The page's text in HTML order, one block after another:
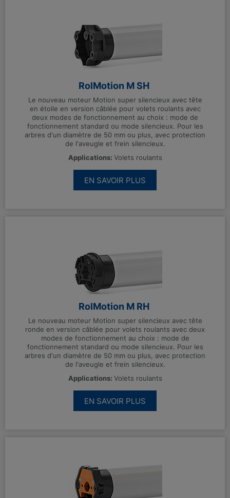
RolMotion M SH
Le nouveau moteur Motion super silencieux avec tête
en étoile en version câblée pour volets roulants avec
deux modes de fonctionnement au choix : mode de
fonctionnement standard ou mode silencieux. Pour les
arbres d'un diamètre de 50 mm ou plus, avec protection
de l'aveugle et frein silencieux.
Applications: Volets roulants
EN SAVOIR PLUS
RolMotion M RH
Le nouveau moteur Motion super silencieux avec tête
ronde en version câblée pour volets roulants avec deux
modes de fonctionnement au choix : mode de
fonctionnement standard ou mode silencieux. Pour les
arbres d'un diamètre de 50 mm ou plus, avec protection
de l'aveugle et frein silencieux.
Applications: Volets roulants
EN SAVOIR PLUS